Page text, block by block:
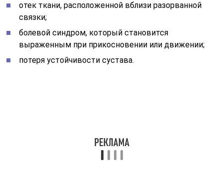
отек ткани, расположенной вблизи разорванной
связки;
болевой синдром, который становится
выраженным при прикосновении или движении;
потеря устойчивости сустава.
синдром, наблюдается более выраженная отечность.
Нагружать голеностоп возможно только частично, из-